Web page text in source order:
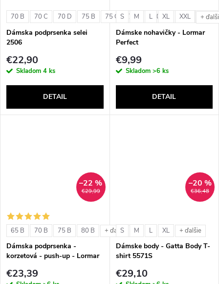
70 B 70 C 70 D 75 B 75 C 75 D 80 B 80 C 80 D
Dámska podprsenka selei
2506
€22,90
Skladom 4 ks
DETAIL
S M L XL XXL +
Dámske nohavičky - Lormar
Perfect
€9,99
Skladom >6 ks
DETAIL
€29,99
–22 %
65 B 70 B 75 B 80 B + ďalšie
Dámska podprsenka -
korzetová - push-up - Lormar
€23,39
€36,48
–20 %
S M L XL + ďalšie
Dámske body - Gatta Body T-
shirt 5571S
€29,10